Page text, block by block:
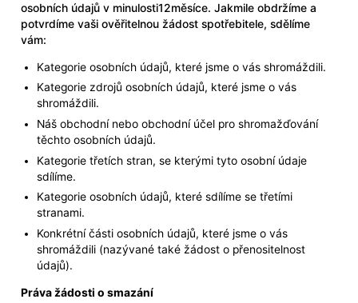
osobních údajů v minulosti12měsíce. Jakmile obdržíme a
potvrdíme vaši ověřitelnou žádost spotřebitele, sdělíme
vám:
Kategorie osobních údajů, které jsme o vás shromáždili.
Kategorie zdrojů osobních údajů, které jsme o vás
shromáždili.
Náš obchodní nebo obchodní účel pro shromažďování
těchto osobních údajů.
Kategorie třetích stran, se kterými tyto osobní údaje
sdílíme.
Kategorie osobních údajů, které sdílíme se třetími
stranami.
Konkrétní části osobních údajů, které jsme o vás
shromáždili (nazývané také žádost o přenositelnost
údajů).
Práva žádosti o smazání